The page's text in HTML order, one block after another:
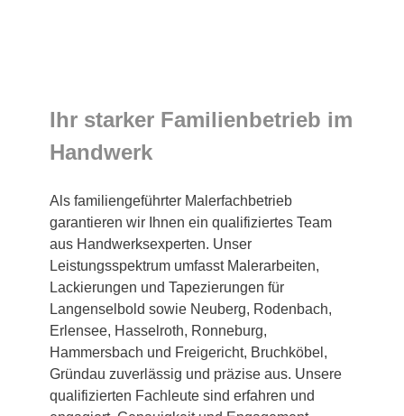
Ihr starker Familienbetrieb im
Handwerk
Als familiengeführter Malerfachbetrieb
garantieren wir Ihnen ein qualifiziertes Team
aus Handwerksexperten. Unser
Leistungsspektrum umfasst Malerarbeiten,
Lackierungen und Tapezierungen für
Langenselbold sowie Neuberg, Rodenbach,
Erlensee, Hasselroth, Ronneburg,
Hammersbach und Freigericht, Bruchköbel,
Gründau zuverlässig und präzise aus. Unsere
qualifizierten Fachleute sind erfahren und